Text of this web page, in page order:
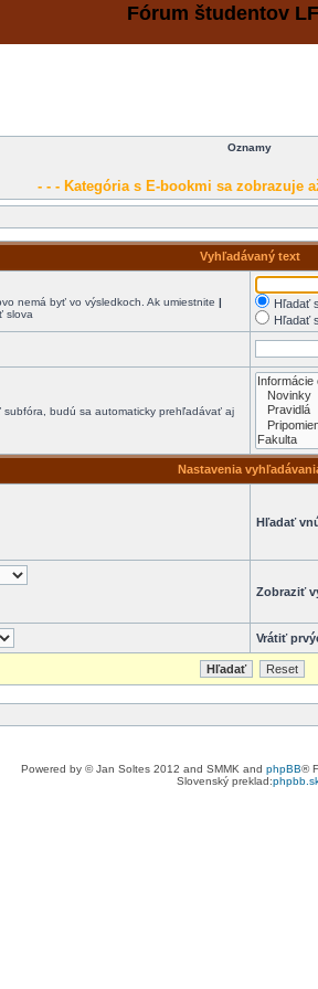
Fórum študentov
Oznamy
- - - Kategória s E-bookmi sa zobrazuje
Vyhľadávaný text
nemá byť vo výsledkoch. Ak umiestnite |
slova
Hľadať
Hľadať
budú sa automaticky prehľadávať aj
Nastavenia
Hľadať
Zobraziť
Vrátiť
Powered by © Jan Soltes 2012 and SMMK and phpBB®
Slovenský preklad: